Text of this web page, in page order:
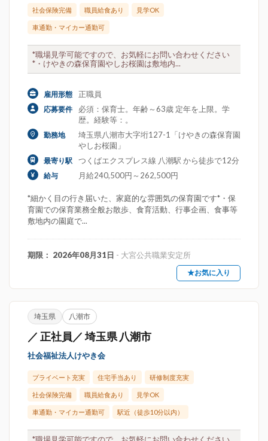
社会保険完備 職員給食あり 見学OK
車通勤・マイカー通勤可
*職場見学可能ですので、お気軽にお問い合わせください
*・けやきの森保育園やしお桜園は敷地内...
雇用形態 正職員
応募要件
必須：保育士。年齢～63歳 定年を上限。学
歴。経験等：。
勤務地
埼玉県八潮市大字垳127-1「けやきの森保育園
やしお桜園」
最寄り駅 つくばエクスプレス線 八潮駅 から徒歩で12分
給与 月給240,500円～262,500円
*細かく目の行き届いた、家庭的な雰囲気の保育園です*・保
育園での保育業務全般お散歩、食育活動、行事企画、食事等
敷地内の園庭で...
期限： 2026年08月31日 - 大宮公共職業安定所
★お気に入り
埼玉県 八潮市
／ 正社員／ 埼玉県 八潮市
社会福祉法人けやき会
プライベート充実 住宅手当あり 研修制度充実
社会保険完備 職員給食あり 見学OK
車通勤・マイカー通勤可 駅近（徒歩10分以内）